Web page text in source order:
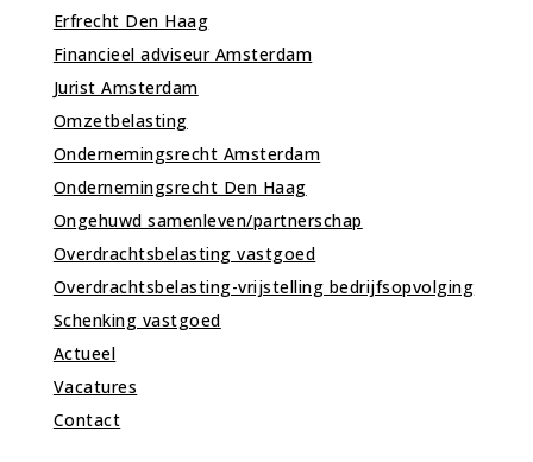
Erfrecht Den Haag
Financieel adviseur Amsterdam
Jurist Amsterdam
Omzetbelasting
Ondernemingsrecht Amsterdam
Ondernemingsrecht Den Haag
Ongehuwd samenleven/partnerschap
Overdrachtsbelasting vastgoed
Overdrachtsbelasting-vrijstelling bedrijfsopvolging
Schenking vastgoed
Actueel
Vacatures
Contact